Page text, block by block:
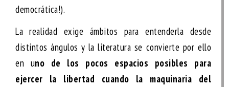
democrática!).
La realidad exige ámbitos para entenderla desde
distintos ángulos y la literatura se convierte por ello
en uno de los pocos espacios posibles para
ejercer la libertad cuando la maquinaria del